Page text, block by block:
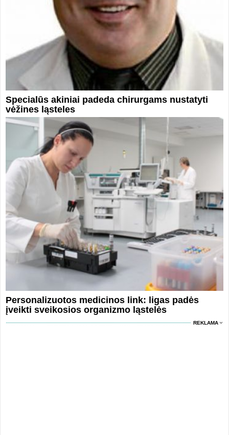
Specialūs akiniai padeda chirurgams nustatyti
vėžines ląsteles
Personalizuotos medicinos link: ligas padės
įveikti sveikosios organizmo ląstelės
REKLAMA